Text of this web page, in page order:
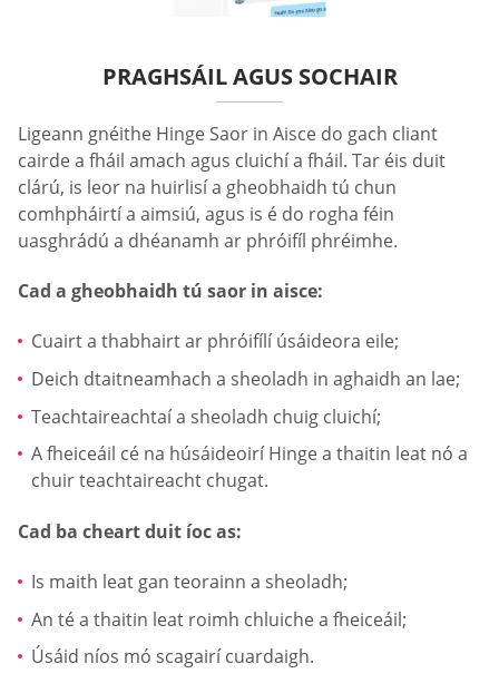
PRAGHSÁIL AGUS SOCHAIR
Ligeann gnéithe Hinge Saor in Aisce do gach cliant
cairde a fháil amach agus cluichí a fháil. Tar éis duit
clárú, is leor na huirlisí a gheobhaidh tú chun
comhpháirtí a aimsiú, agus is é do rogha féin
uasghrádú a dhéanamh ar phróifíl phréimhe.
Cad a gheobhaidh tú saor in aisce:
Cuairt a thabhairt ar phróifílí úsáideora eile;
Deich dtaitneamhach a sheoladh in aghaidh an lae;
Teachtaireachtaí a sheoladh chuig cluichí;
A fheiceáil cé na húsáideoirí Hinge a thaitin leat nó a
chuir teachtaireacht chugat.
Cad ba cheart duit íoc as:
Is maith leat gan teorainn a sheoladh;
An té a thaitin leat roimh chluiche a fheiceáil;
Úsáid níos mó scagairí cuardaigh.